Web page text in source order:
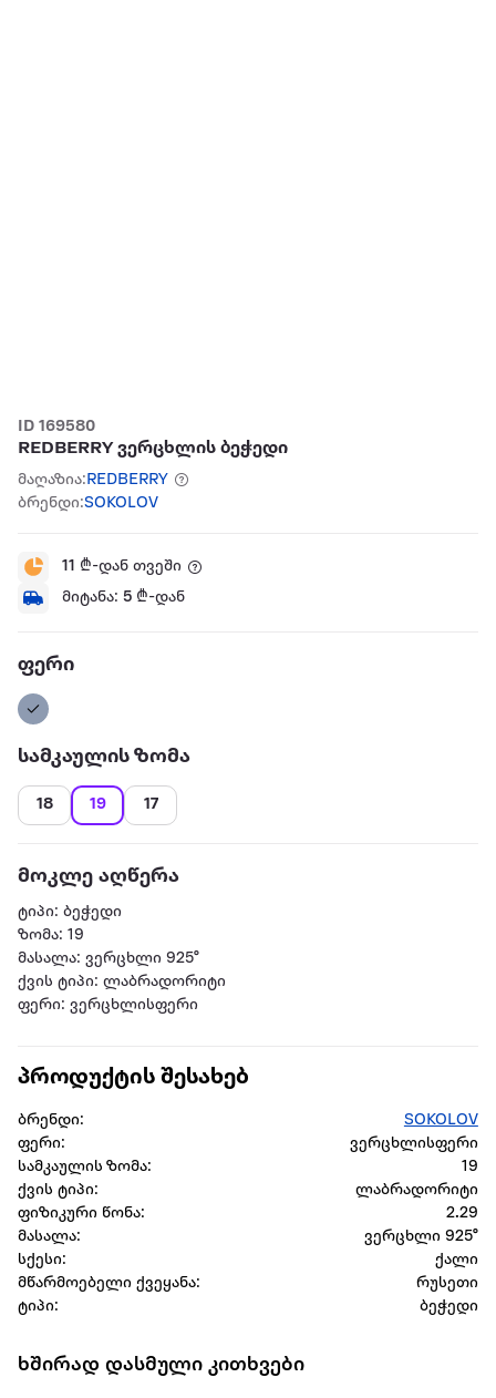
ID 169580
REDBERRY ვერცხლის ბეჭედი
მაღაზია: REDBERRY
ბრენდი:SOKOLOV
11 ₾-დან თვეში
მიტანა: 5 ₾-დან
ფერი
სამკაულის ზომა
18 19 17
მოკლე აღწერა
ტიპი: ბეჭედი
ზომა: 19
მასალა: ვერცხლი 925°
ქვის ტიპი: ლაბრადორიტი
ფერი: ვერცხლისფერი
პროდუქტის შესახებ
ბრენდი:
SOKOLOV
ფერი:
ვერცხლისფერი
სამკაულის ზომა:
19
ქვის ტიპი:
ლაბრადორიტი
ფიზიკური წონა:
2.29
მასალა:
ვერცხლი 925°
სქესი:
ქალი
მწარმოებელი ქვეყანა:
რუსეთი
ტიპი:
ბეჭედი
ხშირად დასმული კითხვები